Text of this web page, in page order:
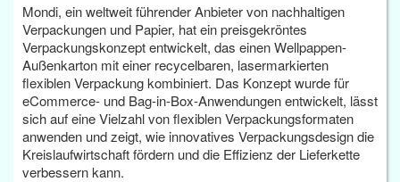
Mondi, ein weltweit führender Anbieter von nachhaltigen
Verpackungen und Papier, hat ein preisgekröntes
Verpackungskonzept entwickelt, das einen Wellpappen-
Außenkarton mit einer recycelbaren, lasermarkierten
flexiblen Verpackung kombiniert. Das Konzept wurde für
eCommerce- und Bag-in-Box-Anwendungen entwickelt, lässt
sich auf eine Vielzahl von flexiblen Verpackungsformaten
anwenden und zeigt, wie innovatives Verpackungsdesign die
Kreislaufwirtschaft fördern und die Effizienz der Lieferkette
verbessern kann.